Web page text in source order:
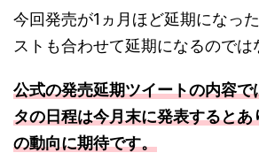
今回発売が1ヵ月ほど延期になっ
ストも合わせて延期になるのでは
公式の発売延期ツイートの内容で
タの日程は今月末に発表するとあ
の動向に期待です。